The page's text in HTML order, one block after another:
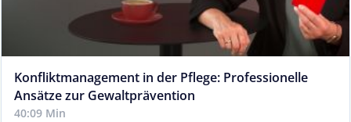
Konfliktmanagement in der Pflege: Professionelle
Ansätze zur Gewaltprävention
40:09 Min